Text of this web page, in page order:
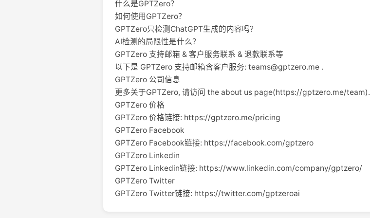
什么是GPTZero？
如何使用GPTZero？
GPTZero只检测ChatGPT生成的内容吗？
AI检测的局限性是什么？
GPTZero 支持邮箱 & 客户服务联系 & 退款联系等
以下是 GPTZero 支持邮箱含客户服务: teams@gptzero.me .
GPTZero 公司信息
更多关于GPTZero, 请访问 the about us page(https://gptzero.me/team).
GPTZero 价格
GPTZero 价格链接: https://gptzero.me/pricing
GPTZero Facebook
GPTZero Facebook链接: https://facebook.com/gptzero
GPTZero Linkedin
GPTZero Linkedin链接: https://www.linkedin.com/company/gptzero/
GPTZero Twitter
GPTZero Twitter链接: https://twitter.com/gptzeroai